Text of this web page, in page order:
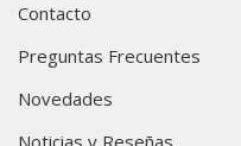
Contacto
Preguntas Frecuentes
Novedades